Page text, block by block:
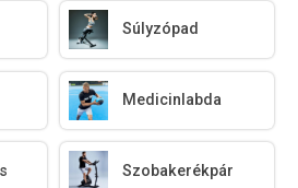
Súlyzópad
Medicinlabda
Szobakerékpár